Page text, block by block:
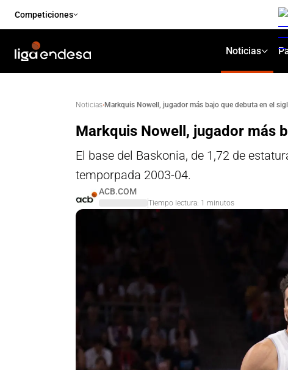
Competiciones
Noticias
Noticias·Markquis Nowell, jugador más bajo que debuta en el
Markquis Nowell, jugador más
El base del Baskonia, de 1,72 de
temporpada 2003-04.
ACB.COM
Tiempo lectura: 1 minutos